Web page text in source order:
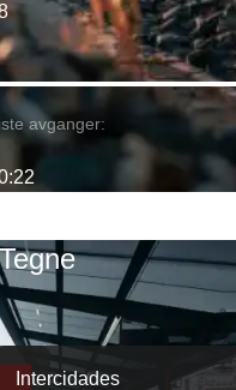
avganger:
Intercidades